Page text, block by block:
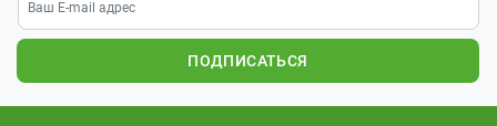
ПОДПИСАТЬСЯ